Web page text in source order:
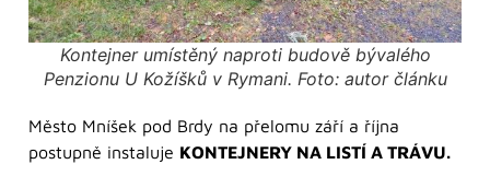
Kontejner umístěný naproti budově bývalého
Penzionu U Kožíšků v Rymani. Foto: autor článku
Město Mníšek pod Brdy na přelomu září a října
postupně instaluje KONTEJNERY NA LISTÍ A TRÁVU.